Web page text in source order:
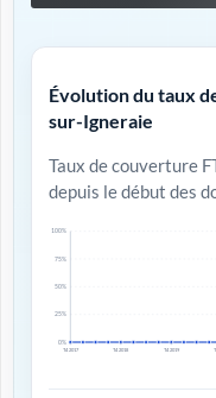
Évolution du taux
sur-Igneraie
Taux de couverture
depuis le début des
0%
25%
50%
75%
100%
T4 2017 T4 2018 T4 2019